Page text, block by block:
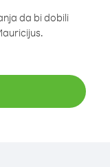
da bi dobili